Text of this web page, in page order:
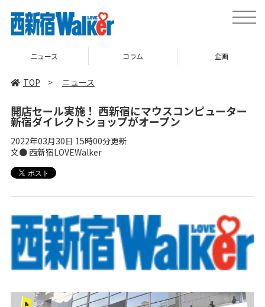
toggle
ニュース コラム 企画
TOP > ニュース
開店セール実施！ 西新宿にマウスコンピューター
新宿ダイレクトショップがオープン
2022年03月30日 15時00分更新
文● 西新宿LOVEWalker